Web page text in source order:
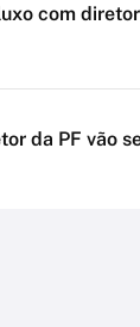
com
da PF vão